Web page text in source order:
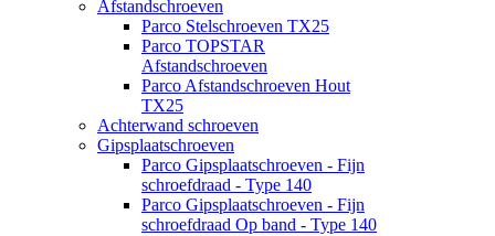
Afstandschroeven
Parco Stelschroeven TX25
Parco TOPSTAR
Afstandschroeven
Parco Afstandschroeven Hout
TX25
Achterwand schroeven
Gipsplaatschroeven
Parco Gipsplaatschroeven - Fijn
schroefdraad - Type 140
Parco Gipsplaatschroeven - Fijn
schroefdraad Op band - Type 140